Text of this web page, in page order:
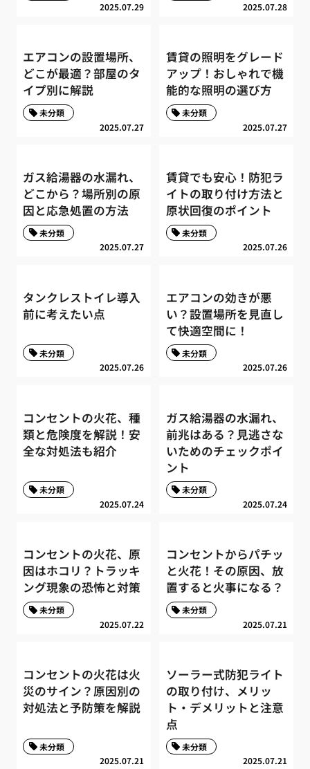
2025.07.29 2025.07.28
エアコンの設置場所、
どこが最適？部屋のタ
イプ別に解説
2025.07.27
未分類
賃貸の照明をグレード
アップ！おしゃれで機
能的な照明の選び方
2025.07.27
未分類
ガス給湯器の水漏れ、
どこから？場所別の原
因と応急処置の方法
2025.07.27
未分類
賃貸でも安心！防犯ラ
イトの取り付け方法と
原状回復のポイント
2025.07.26
未分類
タンクレストイレ導入
前に考えたい点
2025.07.26
未分類
エアコンの効きが悪
い？設置場所を見直し
て快適空間に！
2025.07.26
未分類
コンセントの火花、種
類と危険度を解説！安
全な対処法も紹介
2025.07.24
未分類
ガス給湯器の水漏れ、
前兆はある？見逃さな
いためのチェックポイ
ント
2025.07.24
未分類
コンセントの火花、原
因はホコリ？トラッキ
ング現象の恐怖と対策
2025.07.22
未分類
コンセントからパチッ
と火花！その原因、放
置すると火事になる？
2025.07.21
未分類
コンセントの火花は火
災のサイン？原因別の
対処法と予防策を解説
2025.07.21
未分類
ソーラー式防犯ライト
の取り付け、メリッ
ト・デメリットと注意
点
2025.07.21
未分類